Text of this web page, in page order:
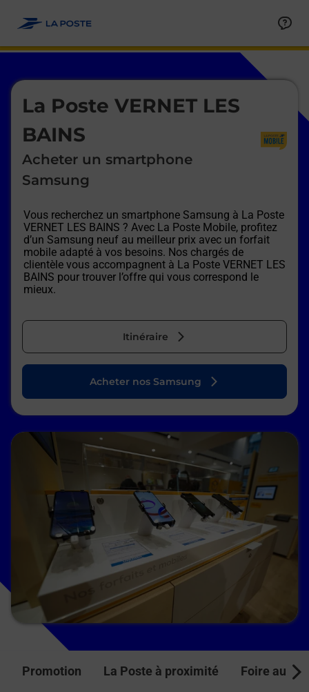
La Poste VERNET LES
BAINS
Acheter un smartphone
Samsung
Vous recherchez un smartphone Samsung à La Poste
VERNET LES BAINS ? Avec La Poste Mobile, profitez
d’un Samsung neuf au meilleur prix avec un forfait
mobile adapté à vos besoins. Nos chargés de
clientèle vous accompagnent à La Poste VERNET LES
BAINS pour trouver l’offre qui vous correspond le
mieux.
Itinéraire
Le lien s'ouvre dans un nouvel onglet
Acheter nos Samsung
Promotion La Poste à proximité Foire aux